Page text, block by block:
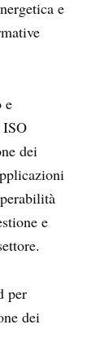
e
e
dei
e
per
dei